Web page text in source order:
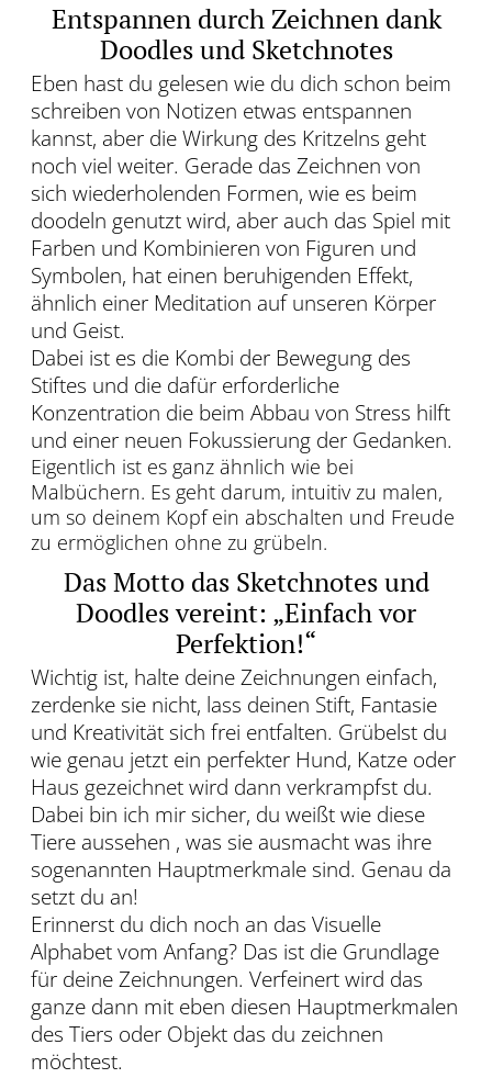
Entspannen durch Zeichnen dank
Doodles und Sketchnotes
Eben hast du gelesen wie du dich schon beim
schreiben von Notizen etwas entspannen
kannst, aber die Wirkung des Kritzelns geht
noch viel weiter. Gerade das Zeichnen von
sich wiederholenden Formen, wie es beim
doodeln genutzt wird, aber auch das Spiel mit
Farben und Kombinieren von Figuren und
Symbolen, hat einen beruhigenden Effekt,
ähnlich einer Meditation auf unseren Körper
und Geist.
Dabei ist es die Kombi der Bewegung des
Stiftes und die dafür erforderliche
Konzentration die beim Abbau von Stress hilft
und einer neuen Fokussierung der Gedanken.
Eigentlich ist es ganz ähnlich wie bei
Malbüchern. Es geht darum, intuitiv zu malen,
um so deinem Kopf ein abschalten und Freude
zu ermöglichen ohne zu grübeln.
Das Motto das Sketchnotes und
Doodles vereint: „Einfach vor
Perfektion!“
Wichtig ist, halte deine Zeichnungen einfach,
zerdenke sie nicht, lass deinen Stift, Fantasie
und Kreativität sich frei entfalten. Grübelst du
wie genau jetzt ein perfekter Hund, Katze oder
Haus gezeichnet wird dann verkrampfst du.
Dabei bin ich mir sicher, du weißt wie diese
Tiere aussehen , was sie ausmacht was ihre
sogenannten Hauptmerkmale sind. Genau da
setzt du an!
Erinnerst du dich noch an das Visuelle
Alphabet vom Anfang? Das ist die Grundlage
für deine Zeichnungen. Verfeinert wird das
ganze dann mit eben diesen Hauptmerkmalen
des Tiers oder Objekt das du zeichnen
möchtest.